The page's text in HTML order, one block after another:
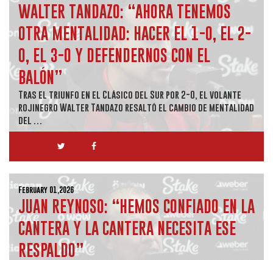
WALTER TANDAZO: “AHORA TENEMOS
OTRA MENTALIDAD: HACER EL 1-0, EL 2-
0, EL 3-0 Y DEFENDERNOS CON EL
BALÓN”
Tras el triunfo en el Clásico del Sur por 2-0, el volante
rojinegro Walter Tandazo resaltó el cambio de mentalidad
del …
February 01,2026
JUAN REYNOSO: “HEMOS CONFIADO EN LA
CANTERA Y LA CANTERA NECESITA ESE
RESPALDO”